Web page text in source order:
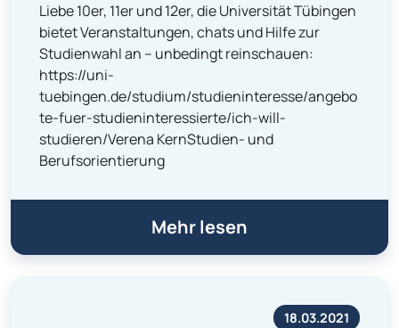
Liebe 10er, 11er und 12er, die Universität Tübingen
bietet Veranstaltungen, chats und Hilfe zur
Studienwahl an – unbedingt reinschauen:
https://uni-
tuebingen.de/studium/studieninteresse/angebo
te-fuer-studieninteressierte/ich-will-
studieren/Verena KernStudien- und
Berufsorientierung
Mehr lesen
18.03.2021